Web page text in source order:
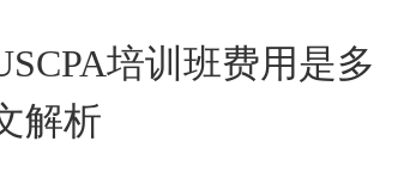
培训班费用是多
解析